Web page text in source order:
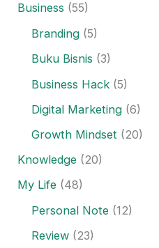
Business (55)
Branding (5)
Buku Bisnis (3)
Business Hack (5)
Digital Marketing (6)
Growth Mindset (20)
Knowledge (20)
My Life (48)
Personal Note (12)
Review (23)